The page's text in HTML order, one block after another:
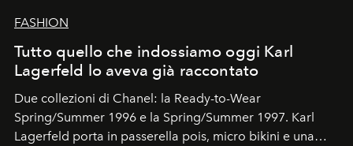
FASHION
Tutto quello che indossiamo oggi Karl
Lagerfeld lo aveva già raccontato
Due collezioni di Chanel: la Ready-to-Wear
Spring/Summer 1996 e la Spring/Summer 1997. Karl
Lagerfeld porta in passerella pois, micro bikini e una